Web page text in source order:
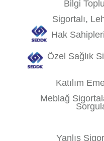
Bilgi
Sigortalı,
Hak
Özel Sağlık
Katılım
Meblağ
Yanlış